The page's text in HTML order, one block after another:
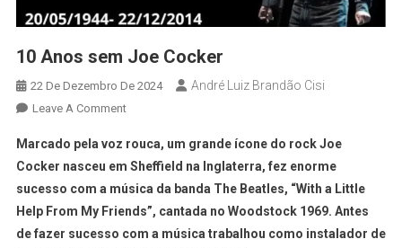
10 Anos sem Joe Cocker
22 De Dezembro De 2024 André Luiz Brandão Cisi
Leave A Comment
Marcado pela voz rouca, um grande ícone do rock Joe
Cocker nasceu em Sheffield na Inglaterra, fez enorme
sucesso com a música da banda The Beatles, “With a Little
Help From My Friends”, cantada no Woodstock 1969. Antes
de fazer sucesso com a música trabalhou como instalador de